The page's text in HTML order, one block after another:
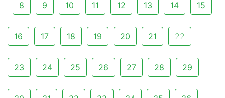
8 9 10 11 12 13 14 15
16 17 18 19 20 21 22
23 24 25 26 27 28 29